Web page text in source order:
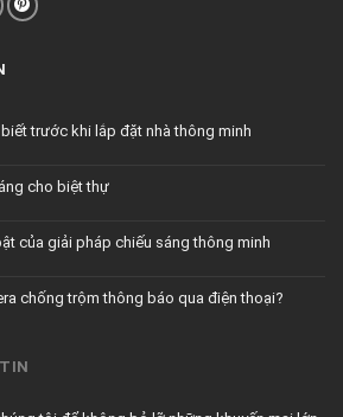
trước khi lắp đặt nhà thông minh
cho biệt thự
của giải pháp chiếu sáng thông minh
chống trộm thông báo qua điện thoại?